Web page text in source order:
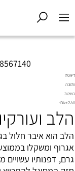
דיאטה
ותזונה
בשיטת
Diet2All:
שמאחורי
המושלם.
הלב ועורקיו
הלב הוא איבר חלול
גרם, דפנותיו עשויים